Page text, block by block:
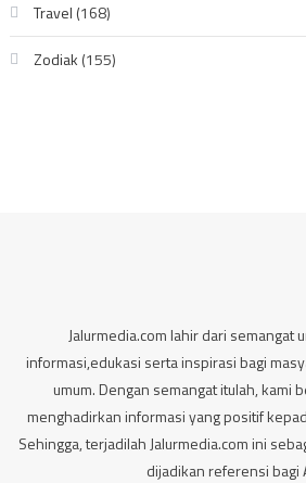
Travel (168)
Zodiak (155)
Jalurmedia.com lahir dari semangat
informasi,edukasi serta inspirasi bagi
umum. Dengan semangat itulah, kami
menghadirkan informasi yang positif
Sehingga, terjadilah Jalurmedia.com ini
dijadikan referensi bagi